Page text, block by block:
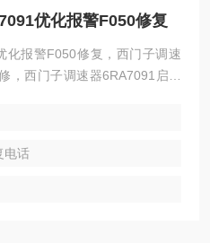
优化报警F050修复
化报警F050修复，西门子调速
，西门子调速器6RA7091启动
警F006维修，西门子调速器6R
启动报警F038维修，西门子
电话